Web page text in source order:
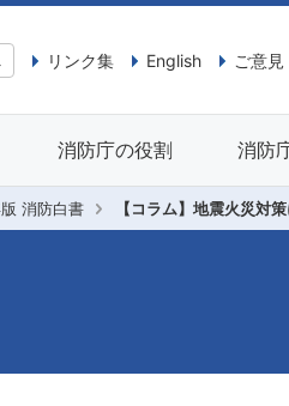
リンク集 English ご意
消防庁の役割 消防
消防白書 【コラム】地震火災対